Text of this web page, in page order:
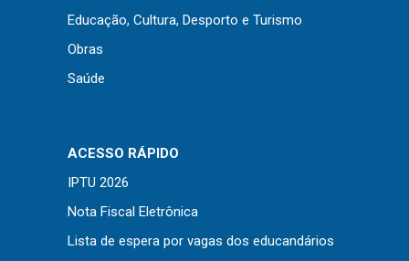
Leis, Decretos e Portarias
Portal da Transparência
Radar da Transparência
Cespro
Educação, Cultura, Desporto e Turismo
Obras
Saúde
ACESSO RÁPIDO
IPTU 2026
Nota Fiscal Eletrônica
Lista de espera por vagas dos educandários